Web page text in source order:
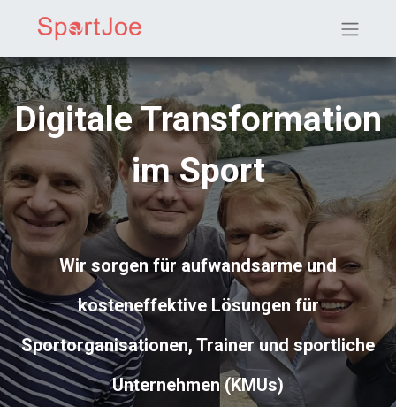
Digitale Transformation
im Sport
Wir sorgen für aufwandsarme und
kosteneffektive Lösungen für
Sportorganisationen, Trainer und sportliche
Unternehmen (KMUs)